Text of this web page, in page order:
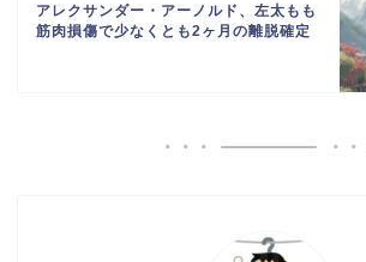
アレクサンダー・アーノルド、左太もも
筋肉損傷で少なくとも2ヶ月の離脱確定